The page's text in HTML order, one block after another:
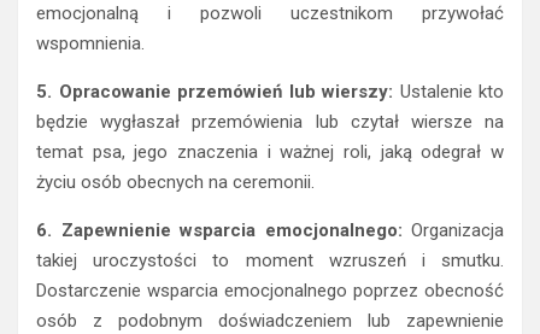
emocjonalną i pozwoli uczestnikom przywołać
wspomnienia.
5. Opracowanie przemówień lub wierszy: Ustalenie kto
będzie wygłaszał przemówienia lub czytał wiersze na
temat psa, jego znaczenia i ważnej roli, jaką odegrał w
życiu osób obecnych na ceremonii.
6. Zapewnienie wsparcia emocjonalnego: Organizacja
takiej uroczystości to moment wzruszeń i smutku.
Dostarczenie wsparcia emocjonalnego poprzez obecność
osób z podobnym doświadczeniem lub zapewnienie